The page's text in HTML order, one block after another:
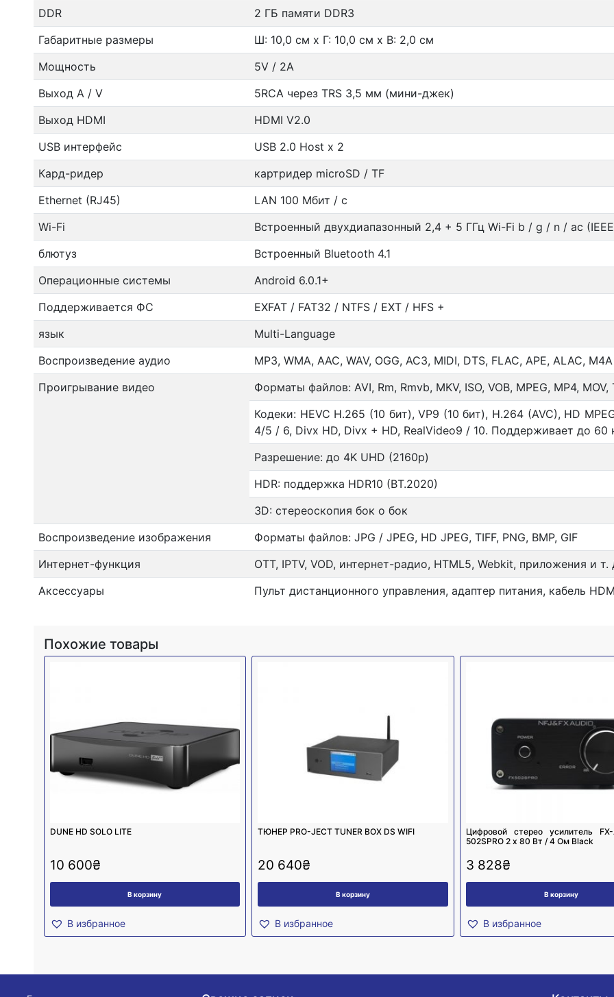
DDR
2 ГБ памяти DDR3
Габаритные размеры
Ш: 10,0 см х Г: 10,0 см х В: 2,0 см
Мощность
5V / 2A
Выход A / V
5RCA через TRS 3,5 мм (мини-джек)
Выход HDMI
HDMI V2.0
USB интерфейс
USB 2.0 Host x 2
Кард-ридер
картридер microSD / TF
Ethernet (RJ45)
LAN 100 Мбит / с
Wi-Fi
Встроенный двухдиапазонный 2,4 + 5 ГГц Wi-Fi b / g / n / ac (IEEE
блютуз
Встроенный Bluetooth 4.1
Операционные системы
Android 6.0.1+
Поддерживается ФС
EXFAT / FAT32 / NTFS / EXT / HFS +
язык
Multi-Language
Воспроизведение аудио
MP3, WMA, AAC, WAV, OGG, AC3, MIDI, DTS, FLAC, APE, ALAC, M4A
Проигрывание видео
Форматы файлов: AVI, Rm, Rmvb, MKV, ISO, VOB, MPEG, MP4, MOV,
Кодеки: HEVC H.265 (10 бит), VP9 (10 бит), H.264 (AVC), HD
4/5 / 6, Divx HD, Divx + HD, RealVideo9 / 10. Поддерживает до 60
Разрешение: до 4K UHD (2160p)
HDR: поддержка HDR10 (BT.2020)
3D: стереоскопия бок о бок
Воспроизведение изображения
Форматы файлов: JPG / JPEG, HD JPEG, TIFF, PNG, BMP, GIF
Интернет-функция
OTT, IPTV, VOD, интернет-радио, HTML5, Webkit, приложения и т.
Аксессуары
Пульт дистанционного управления, адаптер питания, кабель
Похожие товары
DUNE HD SOLO LITE
10 600₴
В корзину
В избранное
ТЮНЕР PRO-JECT TUNER BOX DS WIFI
20 640₴
В корзину
В избранное
Цифровой стерео усилитель
502SPRO 2 х 80 Вт / 4 Ом Black
3 828₴
В корзину
В избранное